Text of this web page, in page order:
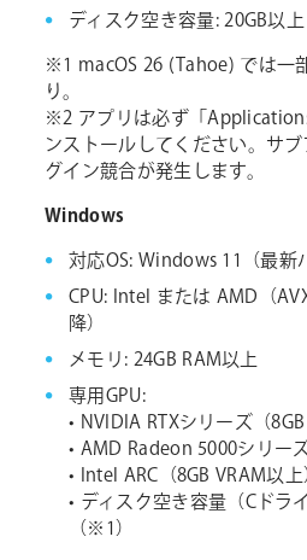
ディスク空き容量: 20GB以
※1 macOS 26 (Tahoe) では一
り。
※2 アプリは必ず「
ンストールしてください。サ
グイン競合が発生します。
Windows
対応OS: Windows 11（最新
CPU: Intel または AMD（
降）
メモリ: 24GB RAM以上
専用GPU:
• NVIDIA RTXシリーズ（8GB
• AMD Radeon 5000シリー
• Intel ARC（8GB VRAM以上
• ディスク空き容量（Cドラ
（※1）